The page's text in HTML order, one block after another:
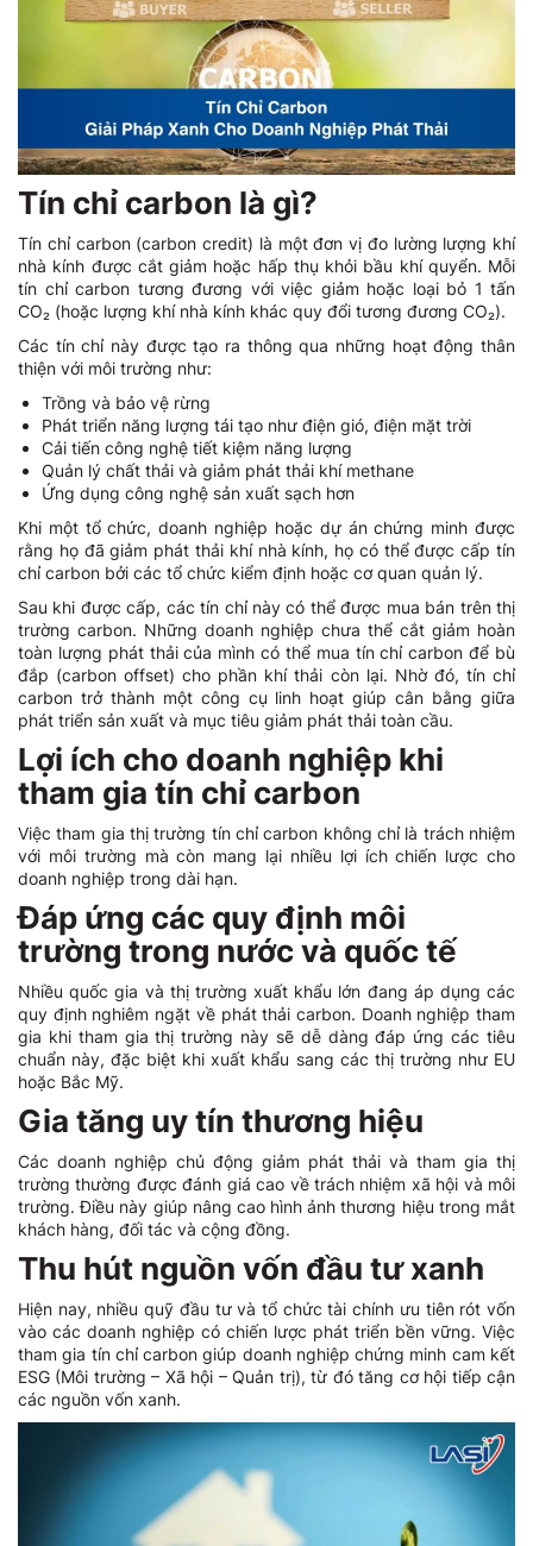
Tín chỉ carbon là gì?
Tín chỉ carbon (carbon credit) là một đơn vị đo lường lượng khí
nhà kính được cắt giảm hoặc hấp thụ khỏi bầu khí quyển. Mỗi
tín chỉ carbon tương đương với việc giảm hoặc loại bỏ 1 tấn
CO₂ (hoặc lượng khí nhà kính khác quy đổi tương đương CO₂).
Các tín chỉ này được tạo ra thông qua những hoạt động thân
thiện với môi trường như:
Trồng và bảo vệ rừng
Phát triển năng lượng tái tạo như điện gió, điện mặt trời
Cải tiến công nghệ tiết kiệm năng lượng
Quản lý chất thải và giảm phát thải khí methane
Ứng dụng công nghệ sản xuất sạch hơn
Khi một tổ chức, doanh nghiệp hoặc dự án chứng minh được
rằng họ đã giảm phát thải khí nhà kính, họ có thể được cấp tín
chỉ carbon bởi các tổ chức kiểm định hoặc cơ quan quản lý.
Sau khi được cấp, các tín chỉ này có thể được mua bán trên thị
trường carbon. Những doanh nghiệp chưa thể cắt giảm hoàn
toàn lượng phát thải của mình có thể mua tín chỉ carbon để bù
đắp (carbon offset) cho phần khí thải còn lại. Nhờ đó, tín chỉ
carbon trở thành một công cụ linh hoạt giúp cân bằng giữa
phát triển sản xuất và mục tiêu giảm phát thải toàn cầu.
Lợi ích cho doanh nghiệp khi
tham gia tín chỉ carbon
Việc tham gia thị trường tín chỉ carbon không chỉ là trách nhiệm
với môi trường mà còn mang lại nhiều lợi ích chiến lược cho
doanh nghiệp trong dài hạn.
Đáp ứng các quy định môi
trường trong nước và quốc tế
Nhiều quốc gia và thị trường xuất khẩu lớn đang áp dụng các
quy định nghiêm ngặt về phát thải carbon. Doanh nghiệp tham
gia khi tham gia thị trường này sẽ dễ dàng đáp ứng các tiêu
chuẩn này, đặc biệt khi xuất khẩu sang các thị trường như EU
hoặc Bắc Mỹ.
Gia tăng uy tín thương hiệu
Các doanh nghiệp chủ động giảm phát thải và tham gia thị
trường thường được đánh giá cao về trách nhiệm xã hội và môi
trường. Điều này giúp nâng cao hình ảnh thương hiệu trong mắt
khách hàng, đối tác và cộng đồng.
Thu hút nguồn vốn đầu tư xanh
Hiện nay, nhiều quỹ đầu tư và tổ chức tài chính ưu tiên rót vốn
vào các doanh nghiệp có chiến lược phát triển bền vững. Việc
tham gia tín chỉ carbon giúp doanh nghiệp chứng minh cam kết
ESG (Môi trường – Xã hội – Quản trị), từ đó tăng cơ hội tiếp cận
các nguồn vốn xanh.